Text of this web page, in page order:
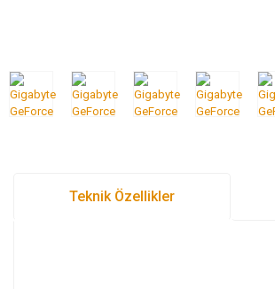
Teknik Özellikler